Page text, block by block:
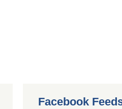
Facebook